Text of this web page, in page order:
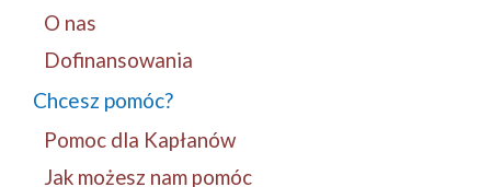
O nas
Dofinansowania
Chcesz pomóc?
Pomoc dla Kapłanów
Jak możesz nam pomóc